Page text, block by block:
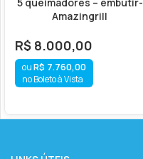
5 queimadores – embutir-
Amazingrill
R$ 8.000,00
R$ 7.760,00
no Boleto à Vista